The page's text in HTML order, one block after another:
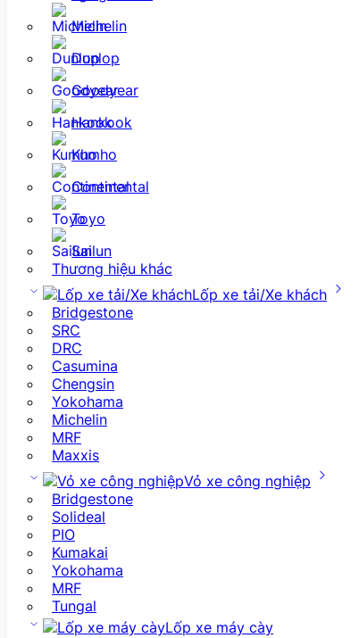
Michelin
Dunlop
Goodyear
Hankook
Kumho
Continental
Toyo
Sailun
Thương hiệu khác
Lốp xe tải/Xe khách
Bridgestone
SRC
DRC
Casumina
Chengsin
Yokohama
Michelin
MRF
Maxxis
Vỏ xe công nghiệp
Bridgestone
Solideal
PIO
Kumakai
Yokohama
MRF
Tungal
Lốp xe máy cày